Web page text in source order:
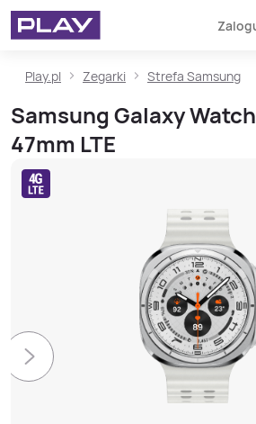
Play.pl Zegarki Strefa Samsung
Samsung Galaxy
47mm LTE